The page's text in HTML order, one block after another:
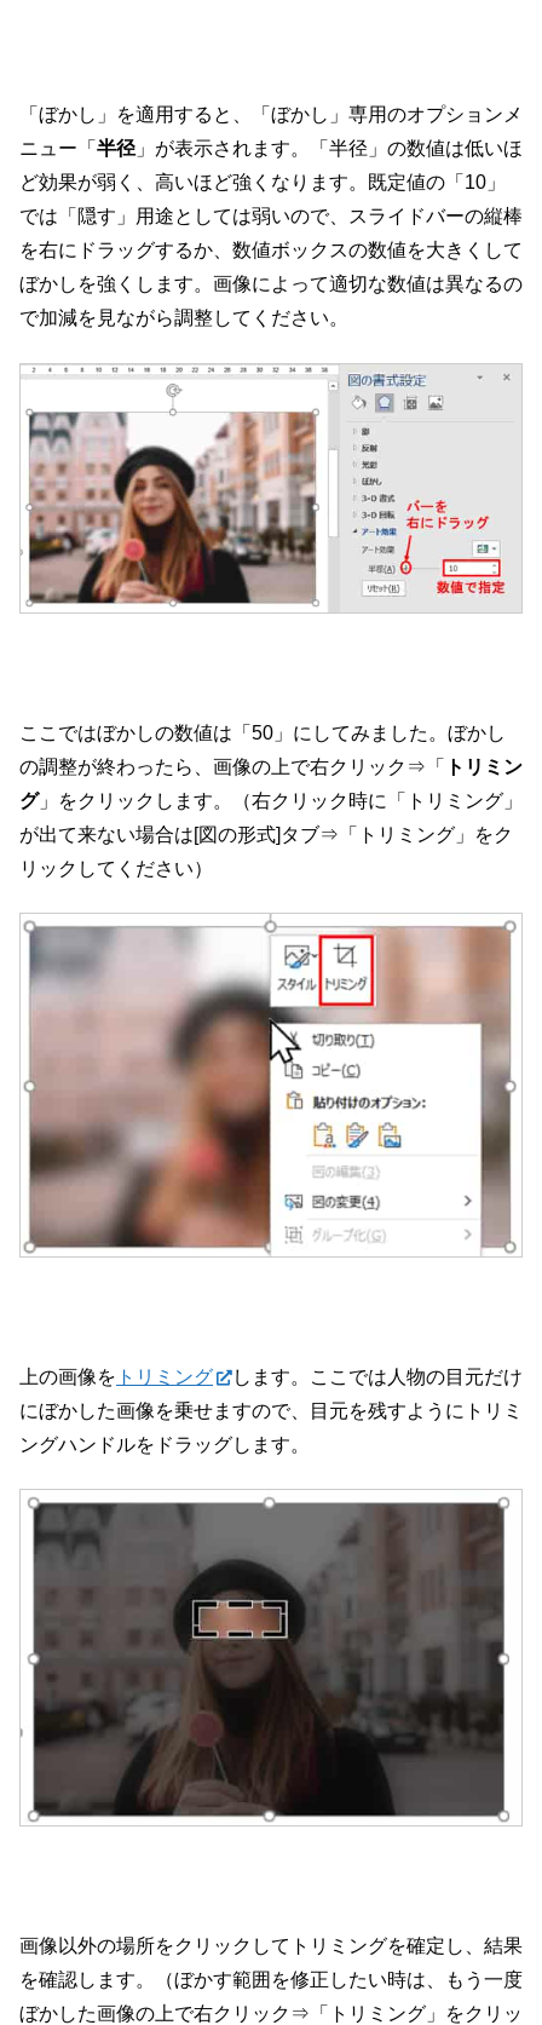
「ぼかし」を適用すると、「ぼかし」専用のオプションメ
ニュー「 半径 」が表示されます。「半径」の数値は低いほ
ど効果が弱く、高いほど強くなります。既定値の「10」
では「隠す」用途としては弱いので、スライドバーの縦棒
を右にドラッグするか、数値ボックスの数値を大きくして
ぼかしを強くします。画像によって適切な数値は異なるの
で加減を見ながら調整してください。
ここではぼかしの数値は「50」にしてみました。ぼかし
の調整が終わったら、画像の上で右クリック⇒「
トリミン
グ」をクリックします。（右クリック時に「トリミング」
が出て来ない場合は[図の形式]タブ⇒「トリミング」をク
リックしてください）
上の画像を トリミング
します。ここでは人物の目元だけ
にぼかした画像を乗せますので、目元を残すようにトリミ
ングハンドルをドラッグします。
画像以外の場所をクリックしてトリミングを確定し、結果
を確認します。（ぼかす範囲を修正したい時は、もう一度
ぼかした画像の上で右クリック⇒「トリミング」をクリッ